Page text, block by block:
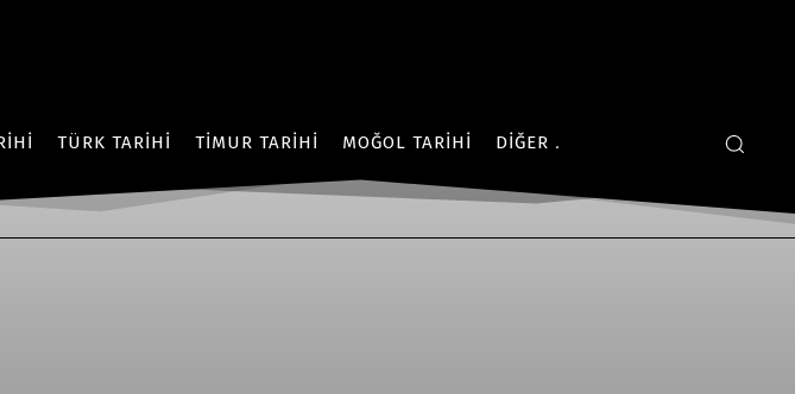
TÜRK TARIHI TIMUR TARIHI MOĞOL TARIHI DIĞER